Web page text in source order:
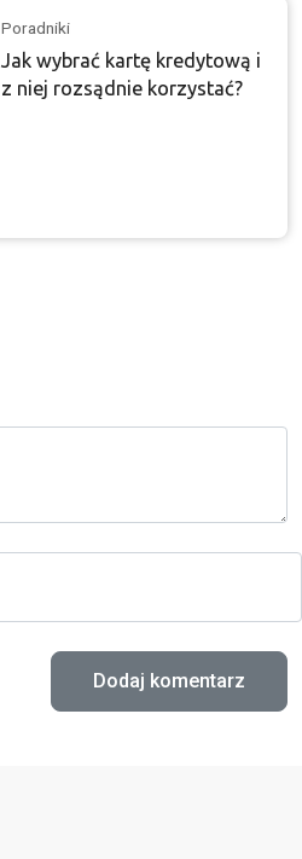
Poradniki
Jak wybrać kartę kredytową i
z niej rozsądnie korzystać?